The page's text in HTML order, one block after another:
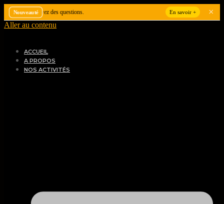
Nouveauté
des questions. En savoir + ×
Aller au contenu
ACCUEIL
A PROPOS
NOS ACTIVITÉS